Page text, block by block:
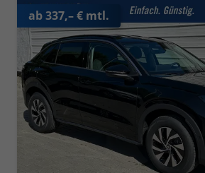
ab 337,– € mtl.